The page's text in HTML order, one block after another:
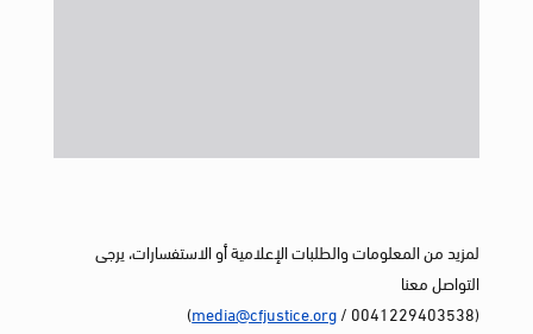
لمزيد من المعلومات والطلبات الإعلامية أو الاستفسارات، يرجى
التواصل معنا
(0041229403538 /
media@cfjustice.org
)